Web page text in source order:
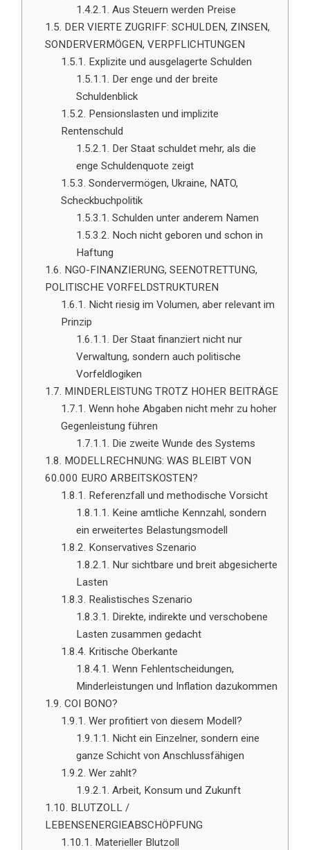
1.4.2.1. Aus Steuern werden Preise
1.5. DER VIERTE ZUGRIFF: SCHULDEN, ZINSEN,
SONDERVERMÖGEN, VERPFLICHTUNGEN
1.5.1. Explizite und ausgelagerte Schulden
1.5.1.1. Der enge und der breite
Schuldenblick
1.5.2. Pensionslasten und implizite
Rentenschuld
1.5.2.1. Der Staat schuldet mehr, als die
enge Schuldenquote zeigt
1.5.3. Sondervermögen, Ukraine, NATO,
Scheckbuchpolitik
1.5.3.1. Schulden unter anderem Namen
1.5.3.2. Noch nicht geboren und schon in
Haftung
1.6. NGO-FINANZIERUNG, SEENOTRETTUNG,
POLITISCHE VORFELDSTRUKTUREN
1.6.1. Nicht riesig im Volumen, aber relevant im
Prinzip
1.6.1.1. Der Staat finanziert nicht nur
Verwaltung, sondern auch politische
Vorfeldlogiken
1.7. MINDERLEISTUNG TROTZ HOHER BEITRÄGE
1.7.1. Wenn hohe Abgaben nicht mehr zu hoher
Gegenleistung führen
1.7.1.1. Die zweite Wunde des Systems
1.8. MODELLRECHNUNG: WAS BLEIBT VON
60.000 EURO ARBEITSKOSTEN?
1.8.1. Referenzfall und methodische Vorsicht
1.8.1.1. Keine amtliche Kennzahl, sondern
ein erweitertes Belastungsmodell
1.8.2. Konservatives Szenario
1.8.2.1. Nur sichtbare und breit abgesicherte
Lasten
1.8.3. Realistisches Szenario
1.8.3.1. Direkte, indirekte und verschobene
Lasten zusammen gedacht
1.8.4. Kritische Oberkante
1.8.4.1. Wenn Fehlentscheidungen,
Minderleistungen und Inflation dazukommen
1.9. COI BONO?
1.9.1. Wer profitiert von diesem Modell?
1.9.1.1. Nicht ein Einzelner, sondern eine
ganze Schicht von Anschlussfähigen
1.9.2. Wer zahlt?
1.9.2.1. Arbeit, Konsum und Zukunft
1.10. BLUTZOLL /
LEBENSENERGIEABSCHÖPFUNG
1.10.1. Materieller Blutzoll